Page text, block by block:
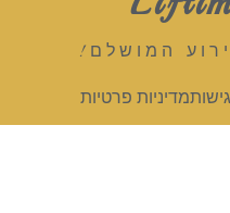
המושלם!
מדיניות פרטיות